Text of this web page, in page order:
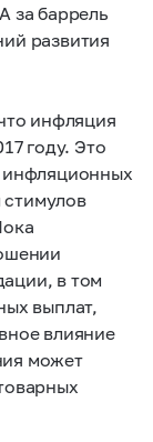
за баррель
развития
инфляция
году. Это
инфляционных
в том
выплат,
влияние
может